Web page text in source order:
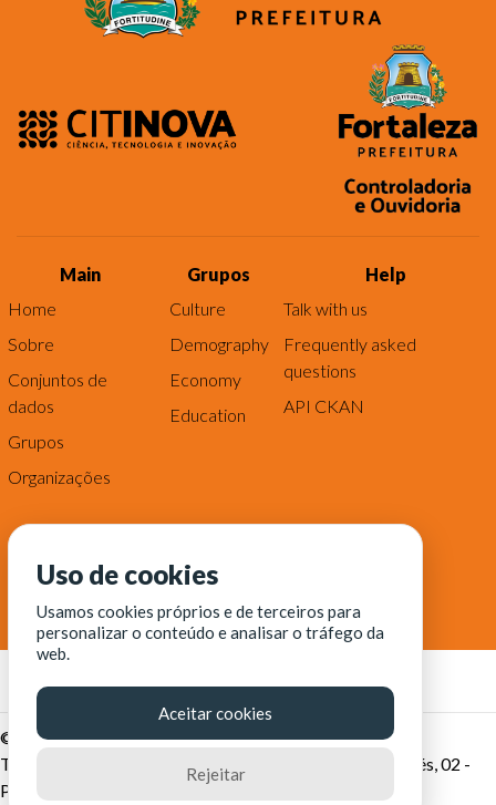
Main
Home
Sobre
Conjuntos de
dados
Grupos
Organizações
Grupos
Culture
Demography
Economy
Education
Help
Talk with us
Frequently asked
questions
API CKAN
© Fortaleza Digital || CITINOVA - Fundação de Ciência,
Tecnologia e Inovação de Fortaleza - Rua dos Tremembés, 02 -
Praia de Iracema - Fortaleza-CE
Uso de cookies
Usamos cookies próprios e de terceiros para
personalizar o conteúdo e analisar o tráfego da
web.
Aceitar cookies
Rejeitar